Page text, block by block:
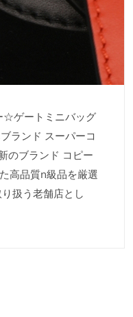
ゲートミニバッグ
ランド スーパーコ
のブランド コピー
高品質n級品を厳選
扱う老舗店とし